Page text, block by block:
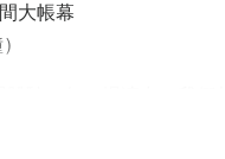
大帳幕
變更。請注意，部分